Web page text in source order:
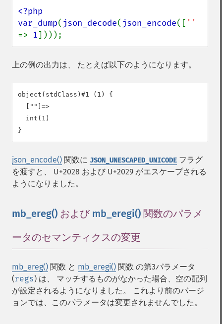
<?php
var_dump( json_decode( json_encode([
=> 1])));
上の例の出力は、 たとえば以下のようになります。
object(stdClass)#1 (1) {
  [""]=>
  int(1)
json_encode() 関数に JSON_UNESCAPED_UNICODE フラグ
を渡すと、 U+2028 および U+2029 がエスケープされる
ようになりました。
mb_ereg() および mb_eregi() 関数のパラメ
ータのセマンティクスの変更
mb_ereg() 関数 と mb_eregi() 関数 の第3パラメータ
(regs) は、 マッチするものがなかった場合、空の配列
が設定されるようになりました。 これより前のバージ
ョンでは、このパラメータは変更されませんでした。